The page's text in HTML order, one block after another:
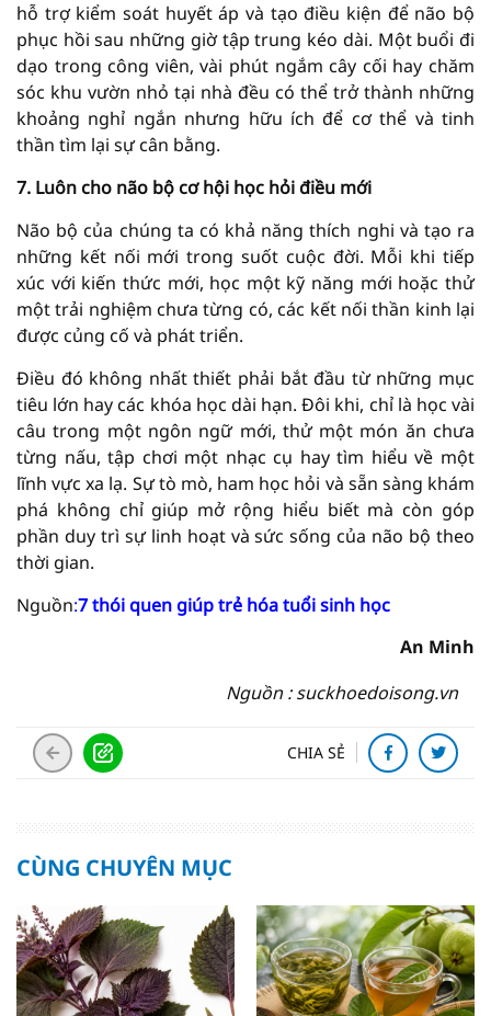
hỗ trợ kiểm soát huyết áp và tạo điều kiện để não bộ
phục hồi sau những giờ tập trung kéo dài. Một buổi đi
dạo trong công viên, vài phút ngắm cây cối hay chăm
sóc khu vườn nhỏ tại nhà đều có thể trở thành những
khoảng nghỉ ngắn nhưng hữu ích để cơ thể và tinh
thần tìm lại sự cân bằng.
7. Luôn cho não bộ cơ hội học hỏi điều mới
Não bộ của chúng ta có khả năng thích nghi và tạo ra
những kết nối mới trong suốt cuộc đời. Mỗi khi tiếp
xúc với kiến thức mới, học một kỹ năng mới hoặc thử
một trải nghiệm chưa từng có, các kết nối thần kinh lại
được củng cố và phát triển.
Điều đó không nhất thiết phải bắt đầu từ những mục
tiêu lớn hay các khóa học dài hạn. Đôi khi, chỉ là học vài
câu trong một ngôn ngữ mới, thử một món ăn chưa
từng nấu, tập chơi một nhạc cụ hay tìm hiểu về một
lĩnh vực xa lạ. Sự tò mò, ham học hỏi và sẵn sàng khám
phá không chỉ giúp mở rộng hiểu biết mà còn góp
phần duy trì sự linh hoạt và sức sống của não bộ theo
thời gian.
Nguồn:7 thói quen giúp trẻ hóa tuổi sinh học
An Minh
Nguồn : suckhoedoisong.vn
CHIA SẺ
CÙNG CHUYÊN MỤC